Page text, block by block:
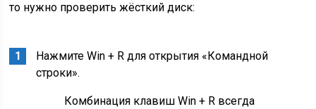
то нужно проверить жёсткий диск:
Нажмите Win + R для открытия «Командной
строки».
Комбинация клавиш Win + R всегда